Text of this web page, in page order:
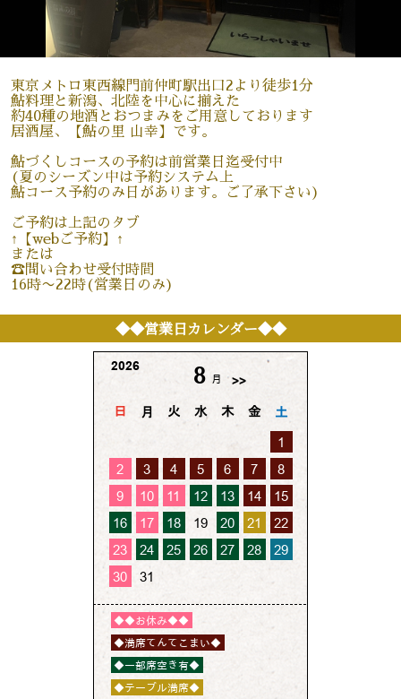
東京メトロ東西線門前仲町駅出口2より徒歩1分
鮎料理と新潟、北陸を中心に揃えた
約40種の地酒とおつまみをご用意しております
居酒屋、【鮎の里 山幸】です。
鮎づくしコースの予約は前営業日迄受付中
(夏のシーズン中は予約システム上
鮎コース予約のみ日があります。ご了承下さい)
ご予約は上記のタブ
↑【webご予約】↑
または
☎️問い合わせ受付時間
16時〜22時(営業日のみ)
◆◆営業日カレンダー◆◆